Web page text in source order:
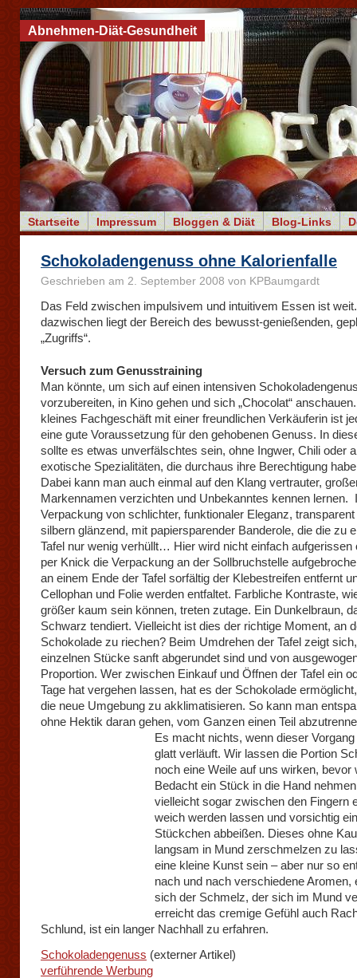
Startseite Impressum Bloggen & Diät Blog-Links
Abnehmen-Diät-Gesundheit
Schokoladengenuss ohne Kalorienfalle
Geschrieben am 2. September 2008 von KPBaumgardt
Das Feld zwischen impulsivem und intuitivem Essen ist
dazwischen liegt der Bereich des bewusst-genießenden,
„Zugriffs“.
Versuch zum Genusstraining
Man könnte, um sich auf einen intensiven
vorzubereiten, in Kino gehen und sich „Chocolat“
kleines Fachgeschäft mit einer freundlichen Verkäuferin ist
eine gute Voraussetzung für den gehobenen Genuss. In
sollte es etwas unverfälschtes sein, ohne Ingwer, Chili oder
exotische Spezialitäten, die durchaus ihre Berechtigung
Dabei kann man auch einmal auf den Klang vertrauter,
Markennamen verzichten und Unbekanntes kennen lernen.
Verpackung von schlichter, funktionaler Eleganz, transparent
silbern glänzend, mit papiersparender Banderole, die die zu
Tafel nur wenig verhüllt… Hier wird nicht einfach aufgerissen
per Knick die Verpackung an der Sollbruchstelle
an einem Ende der Tafel sorfältig der Klebestreifen entfernt
Cellophan und Folie werden entfaltet. Farbliche Kontraste,
größer kaum sein können, treten zutage. Ein Dunkelbraun,
Schwarz tendiert. Vielleicht ist dies der richtige Moment, an
Schokolade zu riechen? Beim Umdrehen der Tafel zeigt
einzelnen Stücke sanft abgerundet sind und von
Proportion. Wer zwischen Einkauf und Öffnen der Tafel ein
Tage hat vergehen lassen, hat es der Schokolade
die neue Umgebung zu akklimatisieren. So kann man
ohne Hektik daran gehen, vom Ganzen einen Teil
Es macht nichts, wenn dieser
glatt verläuft. Wir lassen die Portion
noch eine Weile auf uns wirken, bevor
Bedacht ein Stück in die Hand
vielleicht sogar zwischen den Fingern
weich werden lassen und vorsichtig ein
Stückchen abbeißen. Dieses ohne
langsam in Mund zerschmelzen zu
eine kleine Kunst sein – aber nur so
nach und nach verschiedene Aromen,
sich der Schmelz, der sich im Mund
erreicht das cremige Gefühl auch
Schlund, ist ein langer Nachhall zu erfahren.
Schokoladengenuss (externer Artikel)
verführende Werbung